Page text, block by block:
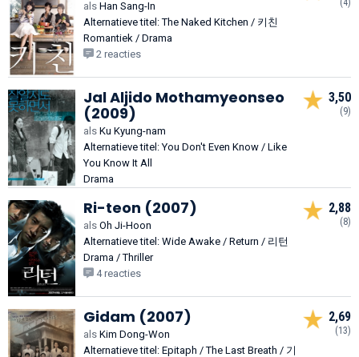
als Han Sang-In
Alternatieve titel: The Naked Kitchen / 키친
Romantiek / Drama
2 reacties
Jal Aljido Mothamyeonseo
(2009)
als Ku Kyung-nam
Alternatieve titel: You Don't Even Know / Like
You Know It All
Drama
3,50
(9)
Ri-teon (2007)
als Oh Ji-Hoon
Alternatieve titel: Wide Awake / Return / 리턴
Drama / Thriller
4 reacties
2,88
(8)
Gidam (2007)
als Kim Dong-Won
Alternatieve titel: Epitaph / The Last Breath / 기
2,69
(13)